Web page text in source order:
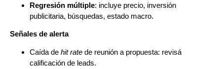
Regresión múltiple: incluye precio, inversión
publicitaria, búsquedas, estado macro.
Señales de alerta
Caída de hit rate de reunión a propuesta: revisá
calificación de leads.